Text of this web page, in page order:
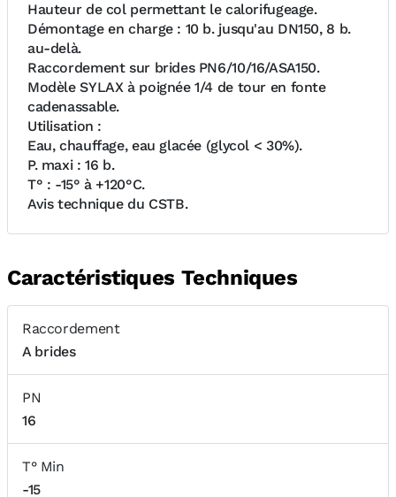
Hauteur de col permettant le calorifugeage.
Démontage en charge : 10 b. jusqu'au DN150, 8 b.
au-delà.
Raccordement sur brides PN6/10/16/ASA150.
Modèle SYLAX à poignée 1/4 de tour en fonte
cadenassable.
Utilisation :
Eau, chauffage, eau glacée (glycol < 30%).
P. maxi : 16 b.
T° : -15° à +120°C.
Avis technique du CSTB.
Caractéristiques Techniques
Raccordement
A brides
PN
16
T° Min
-15